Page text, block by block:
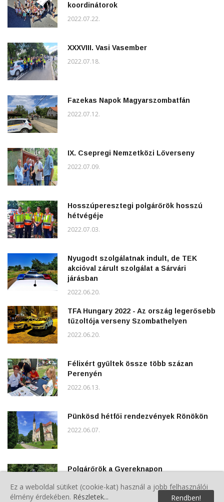
koordinátorok
2022.07.22.
XXXVIII. Vasi Vasember
2022.07.18.
Fazekas Napok Magyarszombatfán
2022.07.12.
IX. Csepregi Nemzetközi Lőverseny
2022.07.09.
Hosszúperesztegi polgárőrök hosszú
hétvégéje
2022.07.03.
Nyugodt szolgálatnak indult, de TEK
akcióval zárult szolgálat a Sárvári
járásban
2022.06.20.
TFA Hungary 2022 - Az ország legerősebb
tűzoltója verseny Szombathelyen
2022.06.20.
Félixért gyűltek össze több százan
Perenyén
2022.06.13.
Pünkösd hétfői rendezvények Rönökön
2022.06.07.
Polgárőrök a Gyereknapon
2022.06.04.
Ez a weboldal sütiket (cookie-kat) használ a jobb felhasználói
élmény érdekében. Részletek... Rendben!